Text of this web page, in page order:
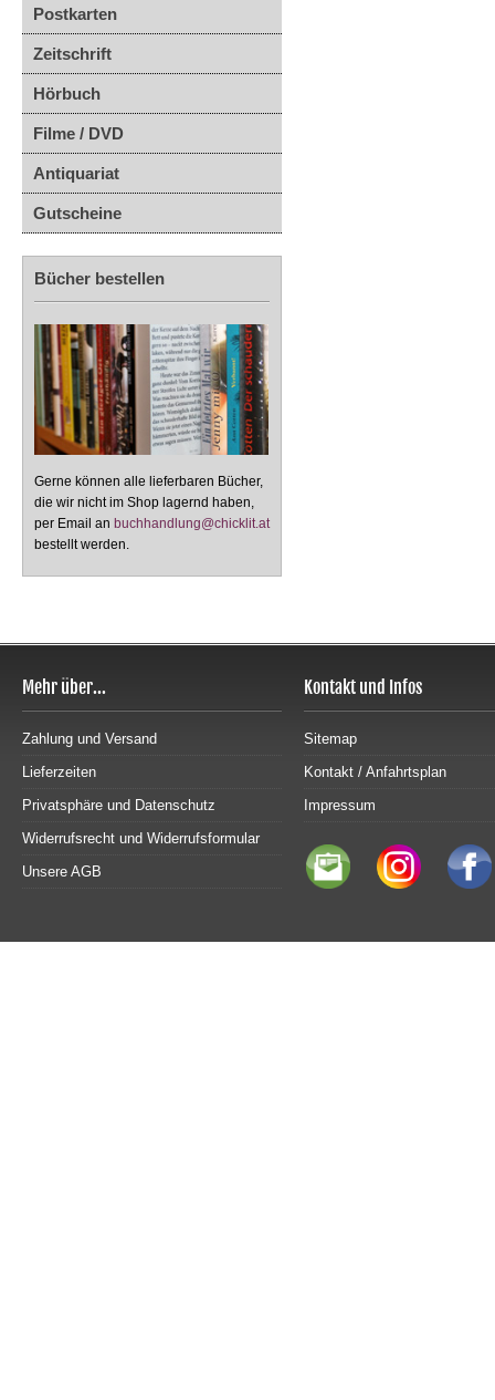
Postkarten
Zeitschrift
Hörbuch
Filme / DVD
Antiquariat
Gutscheine
Bücher bestellen
Gerne können alle lieferbaren Bücher,
die wir nicht im Shop lagernd haben,
per Email an buchhandlung@chicklit.at
bestellt werden.
Mehr über...
Zahlung und Versand
Lieferzeiten
Privatsphäre und Datenschutz
Widerrufsrecht und Widerrufsformular
Unsere AGB
Kontakt und Infos
Sitemap
Kontakt / Anfahrtsplan
Impressum